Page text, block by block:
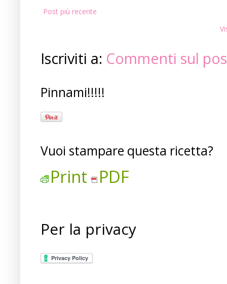
Post più recente
Iscriviti a: Commenti sul
Pinnami!!!!!
Vuoi stampare questa ricetta?
Print PDF
Per la privacy